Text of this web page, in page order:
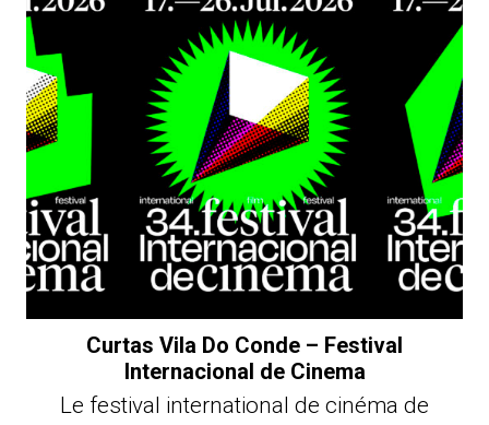
Curtas Vila Do Conde – Festival
Internacional de Cinema
Le festival international de cinéma de